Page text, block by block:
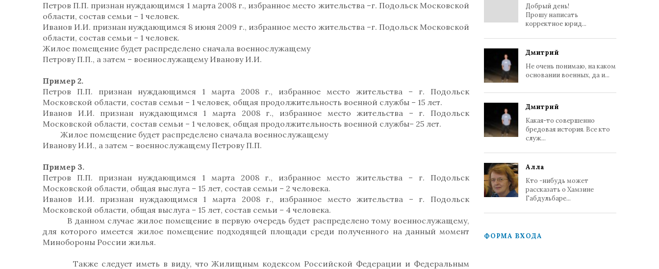
Петров П.П. признан нуждающимся 1 марта 2008 г., избранное место жительства –г. Подольск Московской
области, состав семьи – 1 человек.
Иванов И.И. признан нуждающимся 8 июня 2009 г., избранное место жительства –г. Подольск Московской
области, состав семьи – 1 человек.
Жилое помещение будет распределено сначала военнослужащему
Петрову П.П., а затем – военнослужащему Иванову И.И.
Пример 2.
Петров П.П. признан нуждающимся 1 марта 2008 г., избранное место жительства – г. Подольск
Московской области, состав семьи – 1 человек, общая продолжительность военной службы – 15 лет.
Иванов И.И. признан нуждающимся 1 марта 2008 г., избранное место жительства – г. Подольск
Московской области, состав семьи – 1 человек, общая продолжительность военной службы– 25 лет.
Жилое помещение будет распределено сначала военнослужащему
Иванову И.И., а затем – военнослужащему Петрову П.П.
Пример 3.
Петров П.П. признан нуждающимся 1 марта 2008 г., избранное место жительства – г. Подольск
Московской области, общая выслуга – 15 лет, состав семьи – 2 человека.
Иванов И.И. признан нуждающимся 1 марта 2008 г., избранное место жительства – г. Подольск
Московской области, общая выслуга – 15 лет, состав семьи – 4 человека.
В данном случае жилое помещение в первую очередь будет распределено тому военнослужащему,
для которого имеется жилое помещение подходящей площади среди полученного на данный момент
Минобороны России жилья.
Также следует иметь в виду, что Жилищным кодексом Российской Федерации и Федеральным
Добрый день!
Прошу написать
корректное юрид...
Дмитрий
Не очень понимаю, на каком
основании военных, да и...
Дмитрий
Какая-то совершенно
бредовая история. Все кто
служ...
Алла
Кто -нибудь может
рассказать о Хамзине
Габдульбаре...
ФОРМА ВХОДА